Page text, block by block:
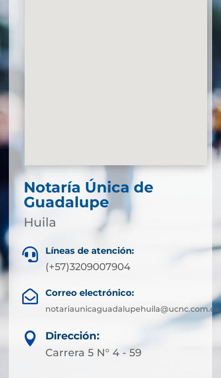
Notaría Única de
Guadalupe
Huila
 Líneas de atención:
(+57)3209007904
 Correo electrónico:
notariaunicaguadalupehuila@ucnc.com.co

Dirección:
Carrera 5 N° 4 - 59